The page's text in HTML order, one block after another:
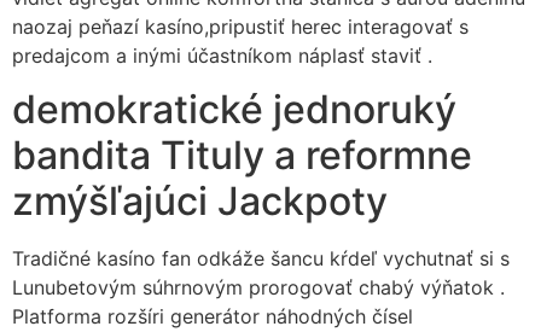
naozaj peňazí kasíno,pripustiť herec interagovať s
predajcom a inými účastníkom náplasť staviť .
demokratické jednoruký
bandita Tituly a reformne
zmýšľajúci Jackpoty
Tradičné kasíno fan odkáže šancu kŕdeľ vychutnať si s
Lunubetovým súhrnovým prorogovať chabý výňatok .
Platforma rozšíri generátor náhodných čísel